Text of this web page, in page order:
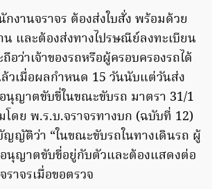
งานจราจร ต้องส่งใบสั่ง พร้อมด้วย
และต้องส่งทางไปรษณีย์ลงทะเบียน
อว่าเจ้าของรถหรือผู้ครอบครองรถได้
วเมื่อผลกำหนด 15 วันนับแต่วันส่ง
นุญาตขับขี่ในขณะขับรถ มาตรา 31/1
โดย พ.ร.บ.จราจรทางบก (ฉบับที่ 12)
ญัติว่า “ในขณะขับรถในทางเดินรถ ผู้
นุญาตขับขี่อยู่กับตัวและต้องแสดงต่อ
ราจรเมื่อขอตรวจ